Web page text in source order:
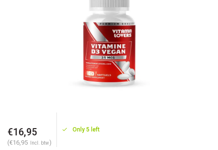
€16,95
(€16,95 Incl. btw)
Only 5 left